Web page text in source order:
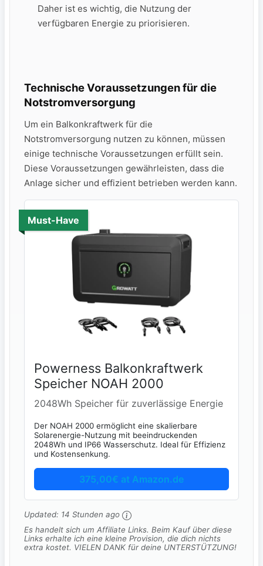
Daher‌ ist es wichtig, die Nutzung der
verfügbaren Energie​ zu priorisieren.
Technische Voraussetzungen für die
Notstromversorgung
Um ein Balkonkraftwerk für die
Notstromversorgung nutzen zu können, müssen
einige technische Voraussetzungen erfüllt sein.
Diese Voraussetzungen gewährleisten, dass die
Anlage sicher und effizient⁢ betrieben werden kann.
Must-Have
Powerness Balkonkraftwerk
Speicher NOAH 2000
2048Wh Speicher für zuverlässige Energie
Der NOAH 2000 ermöglicht eine skalierbare
Solarenergie-Nutzung mit beeindruckenden
2048Wh und IP66 Wasserschutz. Ideal für Effizienz
und Kostensenkung.
375,00€ at Amazon.de
Updated: 14 Stunden ago
Es handelt sich um Affiliate Links. Beim Kauf über diese
Links erhalte ich eine kleine Provision, die dich nichts
extra kostet. VIELEN DANK für deine UNTERSTÜTZUNG!